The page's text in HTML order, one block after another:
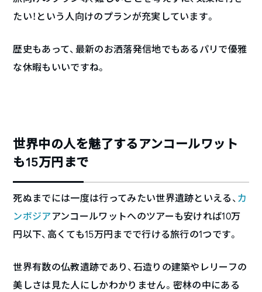
たい！という人向けのプランが充実しています。
歴史もあって、最新のお洒落発信地でもあるパリで優雅
な休暇もいいですね。
世界中の人を魅了するアンコールワット
も15万円まで
死ぬまでには一度は行ってみたい世界遺跡といえる、 カ
ンボジアアンコールワットへのツアーも安ければ10万
円以下、高くても15万円までで行ける旅行の1つです。
世界有数の仏教遺跡であり、石造りの建築やレリーフの
美しさは見た人にしかわかりません。密林の中にある